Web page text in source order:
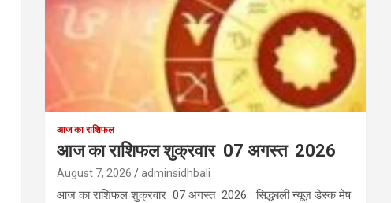
आज का राशिफल
आज का राशिफल शुक्रवार 07 अगस्त 2026
August 7, 2026 adminsidhbali
आज का राशिफल शुक्रवार 07 अगस्त 2026 सिद्धबली न्यूज़ डेस्क मेष